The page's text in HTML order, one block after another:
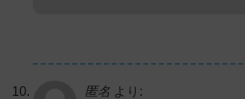
匿名 より: